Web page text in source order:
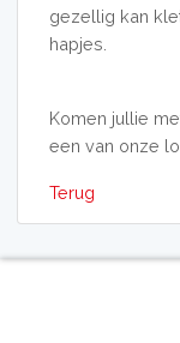
gezellig kan
hapjes.
Komen jullie
een van onze
Terug